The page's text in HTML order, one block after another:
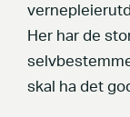
Her har de
skal ha det